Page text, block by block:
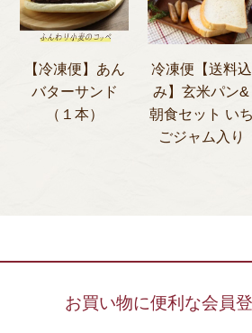
【冷凍便】あん
バターサンド
（１本）
冷凍便【送料込
み】玄米パン&
朝食セット いち
ごジャム入り
お買い物に便利な会員登